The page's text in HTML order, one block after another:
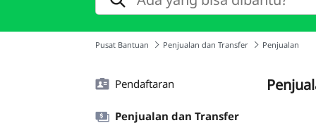
Pusat Bantuan Penjualan dan Transfer Penjualan
Pendaftaran
Penjualan dan Transfer